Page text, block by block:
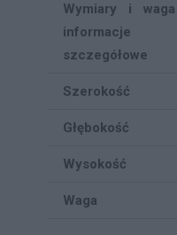
Wymiary i
informacje
szczegółowe
Szerokość
Głębokość
Wysokość
Waga